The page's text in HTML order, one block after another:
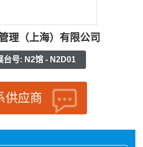
理（上海）有限公司
台号: N2馆 - N2D01
供应商